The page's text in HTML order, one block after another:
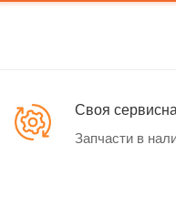
Своя
Запчасти в